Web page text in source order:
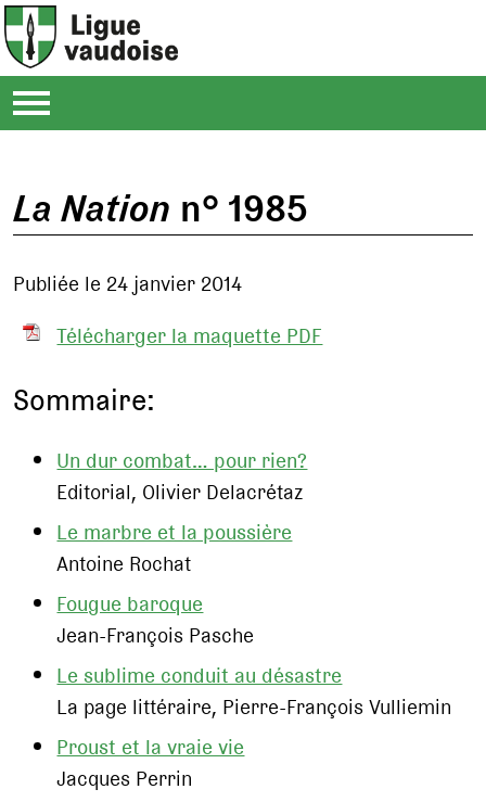
La Nation n° 1985
Publiée le 24 janvier 2014
Télécharger la maquette PDF
Sommaire:
Un dur combat… pour rien?
Editorial, Olivier Delacrétaz
Le marbre et la poussière
Antoine Rochat
Fougue baroque
Jean-François Pasche
Le sublime conduit au désastre
La page littéraire, Pierre-François Vulliemin
Proust et la vraie vie
Jacques Perrin